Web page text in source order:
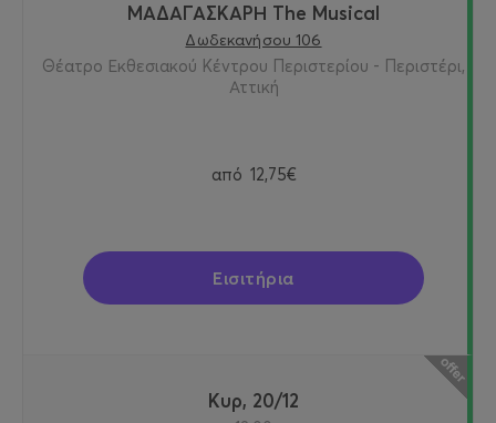
ΜΑΔΑΓΑΣΚΑΡΗ The Musical
Δωδεκανήσου 106
Θέατρο Εκθεσιακού Κέντρου Περιστερίου - Περιστέρι,
Αττική
από 12,75€
Εισιτήρια
Κυρ, 20/12